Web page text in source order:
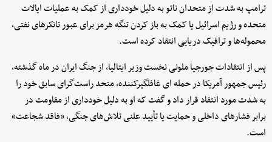
ترامپ به شدت از متحدان ناتو به دلیل خودداری از کمک به عملیات ایالات
متحده و رژیم اسرائیل یا کمک به باز کردن تنگه هرمز برای عبور تانکرهای نفتی،
محموله‌ها و ترافیک دریایی انتقاد کرده است.
پس از انتقادات جورجیا ملونی نخست وزیر ایتالیا، از جنگ ایران در ماه گذشته،
رئیس جمهور آمریکا در حمله ‌ای غافلگیرکننده، متحد راست‌گرای سابق خود را
به شدت مورد انتقاد قرار داد و گفت که او به دلیل خودداری از مقاومت در
برابر فشارهای داخلی و حمایت یا تأیید علنی تلاش‌های جنگی، «فاقد شجاعت»
است.